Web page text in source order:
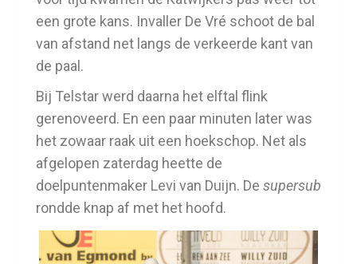
een grote kans. Invaller De Vré schoot de bal
van afstand net langs de verkeerde kant van
de paal.
Bij Telstar werd daarna het elftal flink
gerenoveerd. En een paar minuten later was
het zowaar raak uit een hoekschop. Net als
afgelopen zaterdag heette de
doelpuntenmaker Levi van Duijn. De supersub
rondde knap af met het hoofd.